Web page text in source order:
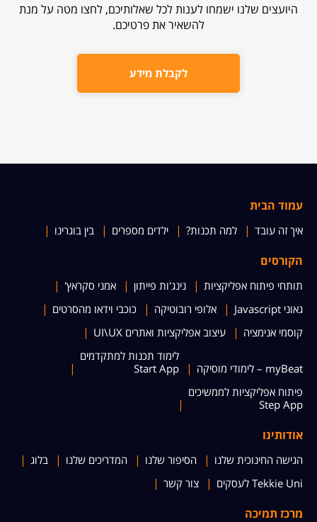
היועצים שלנו ישמחו לענות לכל שאלותיכם, לחצו מטה על מנת
להשאיר את פרטיכם.
לקבלת מידע
עמוד הבית
איך זה עובד למה תכנות? ילדים מספרים בין בוגרינו
הקורסים
תותחי פיתוח אפליקציות נינג'ות פייתון
אמני סקראץ'
גאוני Javascript
אלופי רובוטיקה
כוכבי וידאו מהסרטים
קוסמי אנימציה
עיצוב אפליקציות ואתרים UI\UX
myBeat – לימודי מוסיקה
לימוד תכנות למתקדמים
Start App
פיתוח אפליקציות לממשיכים
Step App
אודותינו
הגישה החינוכית שלנו הסיפור שלנו המדריכים שלנו
בלוג
Tekkie Uni לעסקים
צור קשר
מרכז תמיכה